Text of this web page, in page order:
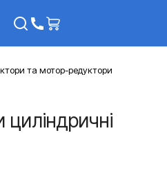
та мотор-редуктори